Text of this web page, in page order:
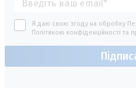
Я даю свою згоду на обробку
Політикою конфіденційності та